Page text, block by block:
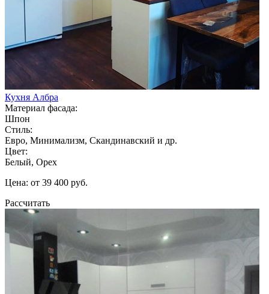
Кухня Албра
Материал фасада:
Шпон
Стиль:
Евро, Минимализм, Скандинавский и др.
Цвет:
Белый, Орех
Цена: от 39 400 руб.
Рассчитать